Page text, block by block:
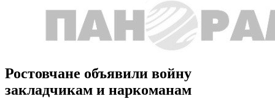
Ростовчане объявили войну
закладчикам и наркоманам